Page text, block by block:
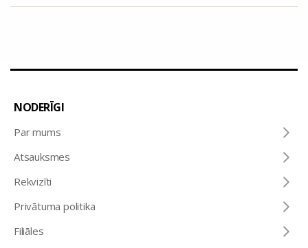
NODERĪGI
Par mums
Atsauksmes
Rekvizīti
Privātuma politika
Filiāles